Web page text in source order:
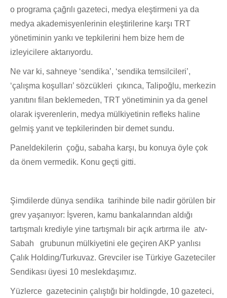
o programa çağrılı gazeteci, medya eleştirmeni ya da
medya akademisyenlerinin eleştirilerine karşı TRT
yönetiminin yankı ve tepkilerini hem bize hem de
izleyicilere aktarıyordu.
Ne var ki, sahneye ‘sendika’, ‘sendika temsilcileri’,
‘çalışma koşulları’ sözcükleri çıkınca, Talipoğlu, merkezin
yanıtını filan beklemeden, TRT yönetiminin ya da genel
olarak işverenlerin, medya mülkiyetinin refleks haline
gelmiş yanıt ve tepkilerinden bir demet sundu.
Paneldekilerin çoğu, sabaha karşı, bu konuya öyle çok
da önem vermedik. Konu geçti gitti.
Şimdilerde dünya sendika tarihinde bile nadir görülen bir
grev yaşanıyor: İşveren, kamu bankalarından aldığı
tartışmalı krediyle yine tartışmalı bir açık artırma ile atv-
Sabah grubunun mülkiyetini ele geçiren AKP yanlısı
Çalık Holding/Turkuvaz. Grevciler ise Türkiye Gazeteciler
Sendikası üyesi 10 meslekdaşımız.
Yüzlerce gazetecinin çalıştığı bir holdingde, 10 gazeteci,